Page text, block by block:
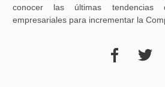
conocer las últimas tendencias
empresariales para incrementar la